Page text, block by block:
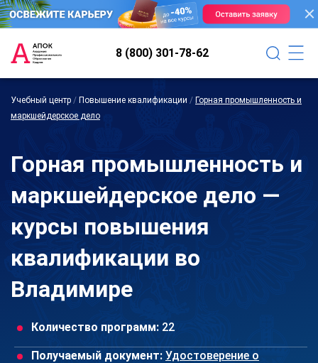
8 (800) 301-78-62
Учебный центр / Повышение квалификации / Горная промышленность и
маркшейдерское дело
Горная промышленность и
маркшейдерское дело —
курсы повышения
квалификации во
Владимире
Количество программ: 22
Получаемый документ: Удостоверение о